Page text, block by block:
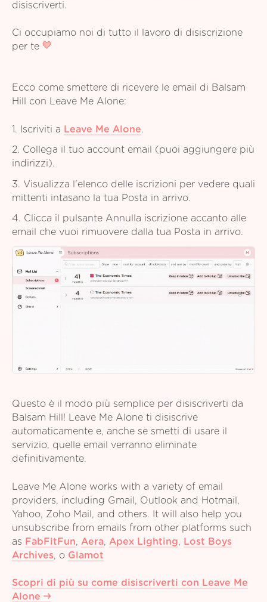
disiscriverti.
Ci occupiamo noi di tutto il lavoro di disiscrizione
per te
Ecco come smettere di ricevere le email di Balsam
Hill con Leave Me Alone:
1. Iscriviti a Leave Me Alone.
2. Collega il tuo account email (puoi aggiungere più
indirizzi).
3. Visualizza l'elenco delle iscrizioni per vedere quali
mittenti intasano la tua Posta in arrivo.
4. Clicca il pulsante Annulla iscrizione accanto alle
email che vuoi rimuovere dalla tua Posta in arrivo.
Questo è il modo più semplice per disiscriverti da
Balsam Hill! Leave Me Alone ti disiscrive
automaticamente e, anche se smetti di usare il
servizio, quelle email verranno eliminate
definitivamente.
Leave Me Alone works with a variety of email
providers, including Gmail, Outlook and Hotmail,
Yahoo, Zoho Mail, and others. It will also help you
unsubscribe from emails from other platforms such
as FabFitFun, Aera, Apex Lighting, Lost Boys
Archives, o Glamot
Scopri di più su come disiscriverti con Leave Me
Alone